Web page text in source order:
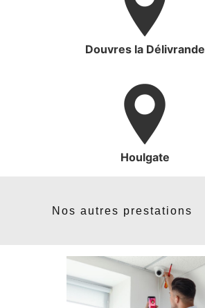
Douvres la Délivrande
Houlgate
Nos autres prestations